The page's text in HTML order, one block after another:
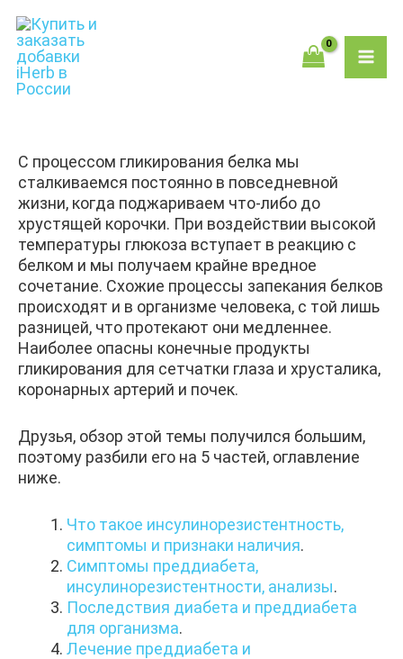
содержимому
С процессом гликирования белка мы
сталкиваемся постоянно в повседневной
жизни, когда поджариваем что-либо до
хрустящей корочки. При воздействии высокой
температуры глюкоза вступает в реакцию с
белком и мы получаем крайне вредное
сочетание. Схожие процессы запекания белков
происходят и в организме человека, с той лишь
разницей, что протекают они медленнее.
Наиболее опасны конечные продукты
гликирования для сетчатки глаза и хрусталика,
коронарных артерий и почек.
Друзья, обзор этой темы получился большим,
поэтому разбили его на 5 частей, оглавление
ниже.
Что такое инсулинорезистентность,
симптомы и признаки наличия.
Симптомы преддиабета,
инсулинорезистентности, анализы.
Последствия диабета и преддиабета
для организма.
Лечение преддиабета и